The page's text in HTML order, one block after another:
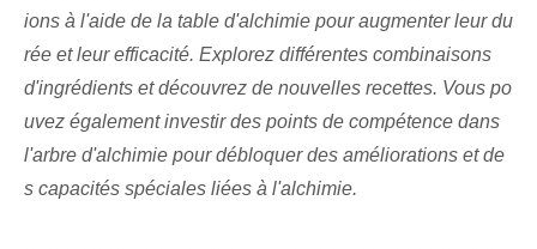
ions à l'aide de la table d'alchimie pour augmenter leur du
rée et leur efficacité. Explorez différentes combinaisons
d'ingrédients et découvrez de nouvelles recettes. Vous po
uvez également investir des points de compétence dans
l'arbre d'alchimie pour débloquer des améliorations et de
s capacités spéciales liées à l'alchimie.